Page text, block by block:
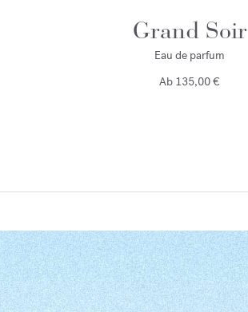
Grand Soir
Eau de parfum
Ab 135,00 €